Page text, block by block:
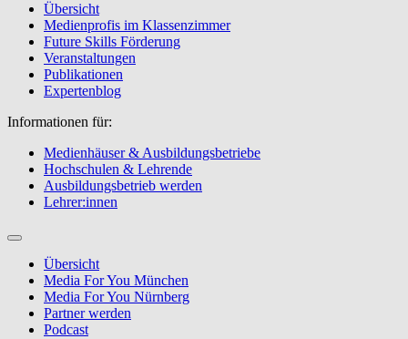
Übersicht
Medienprofis im Klassenzimmer
Future Skills Förderung
Veranstaltungen
Publikationen
Expertenblog
Informationen für:
Medienhäuser & Ausbildungsbetriebe
Hochschulen & Lehrende
Ausbildungsbetrieb werden
Lehrer:innen
Übersicht
Media For You München
Media For You Nürnberg
Partner werden
Podcast